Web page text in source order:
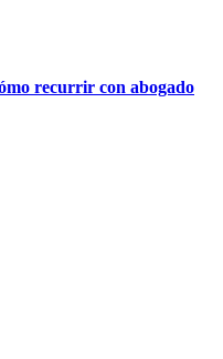
recurrir con abogado